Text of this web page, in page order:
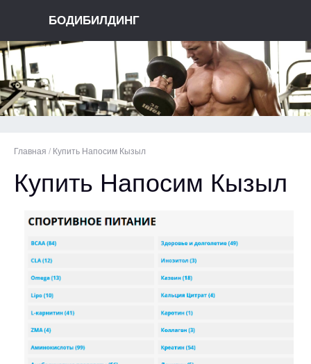
БОДИБИЛДИНГ
Главная / Купить Напосим Кызыл
Купить Напосим Кызыл